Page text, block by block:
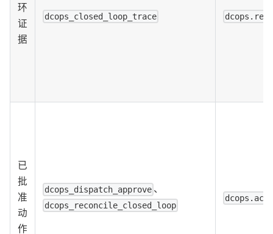
环
证
据
dcops_closed_loop_trace
已
批
准
动
作
dcops_dispatch_approve 、
dcops_reconcile_closed_loop